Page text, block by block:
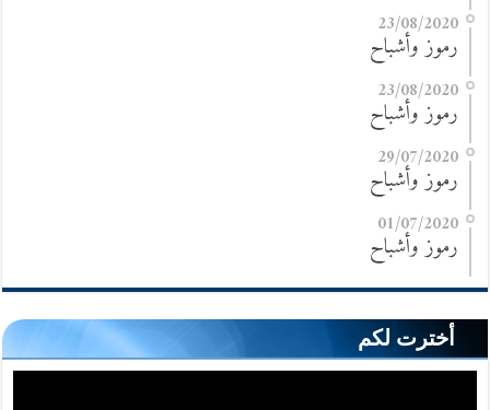
23/08/2020
رموز وأشباح
23/08/2020
رموز وأشباح
29/07/2020
رموز وأشباح
01/07/2020
رموز وأشباح
أخترت لكم